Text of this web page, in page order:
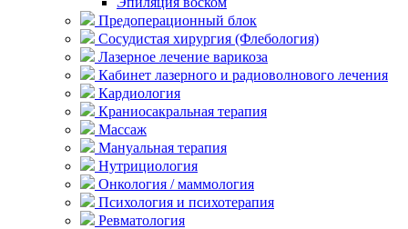
Предоперационный блок
Сосудистая хирургия (Флебология)
Лазерное лечение варикоза
Кабинет лазерного и радиоволнового лечения
Кардиология
Краниосакральная терапия
Массаж
Мануальная терапия
Нутрициология
Онкология / маммология
Психология и психотерапия
Ревматология